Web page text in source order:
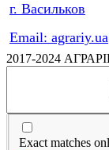
г. Васильков
Email:
2017-2024
Exact matches